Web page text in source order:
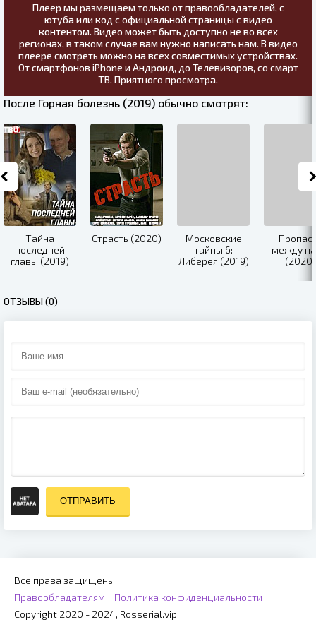
Плеер мы размещаем только от правообладателей, с
ютуба или код с официальной страницы с видео
контентом. Видео может быть доступно не во всех
регионах, в таком случае вам нужно написать нам. В видео
плеере смотреть можно на всех совместимых устройствах.
От смартфонов iPhone и Андроид, до Телевизоров, со смарт
ТВ. Приятного просмотра.
После Горная болезнь (2019) обычно смотрят:
Тайна
последней
главы (2019)
Страсть (2020)
Московские
тайны 6:
Либерея (2019)
между
(2020)
ОТЗЫВЫ (0)
ОТПРАВИТЬ
Все права защищены.
Правообладателям
Политика конфиденциальности
Copyright 2020 - 2024, Rosserial.vip